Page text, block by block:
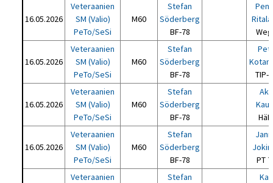
16.05.2026
Veteraanien
SM (Valio)
PeTo/SeSi
M60
Stefan
Söderberg
BF-78
16.05.2026
Veteraanien
SM (Valio)
PeTo/SeSi
M60
Stefan
Söderberg
BF-78
TIP-
16.05.2026
Veteraanien
SM (Valio)
PeTo/SeSi
M60
Stefan
Söderberg
BF-78
Aku
16.05.2026
Veteraanien
SM (Valio)
PeTo/SeSi
M60
Stefan
Söderberg
BF-78
PT
Veteraanien
Stefan
Kari